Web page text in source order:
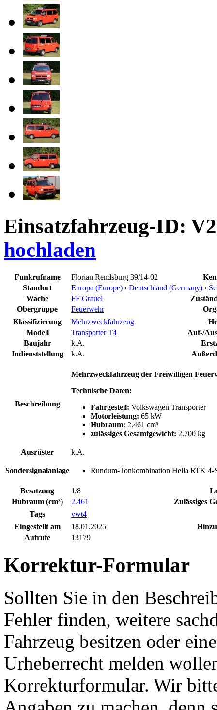
Einsatzfahrzeug-ID:
hochladen
Funkrufname Florian Rendsburg 39/14-02
Standort
Europa (Europe) › Deutschland (Germany) ›
Wache
FF Grauel
Obergruppe
Feuerwehr
Klassifizierung
Mehrzweckfahrzeug
Modell
Transporter T4
Auf-/
Baujahr
k.A.
Indienststellung
k.A.
Beschreibung
Mehrzweckfahrzeug der Freiwilligen
Technische Daten:
Fahrgestell: Volkswagen Transporter
Motorleistung: 65 kW
Hubraum: 2.461 cm³
zulässiges Gesamtgewicht: 2.700 kg
Ausrüster k.A.
Sondersignalanlage Rundum-Tonkombination Hella RTK 4-
Besatzung 1/8
Hubraum (cm³)
2.461
Zulässiges
Tags
vwt4
Eingestellt am
18.01.2025
Aufrufe
13179
Korrektur-Formular
Sollten Sie in den
Fehler finden, weitere
Fahrzeug besitzen oder
Urheberrecht melden
Korrekturformular. Wir